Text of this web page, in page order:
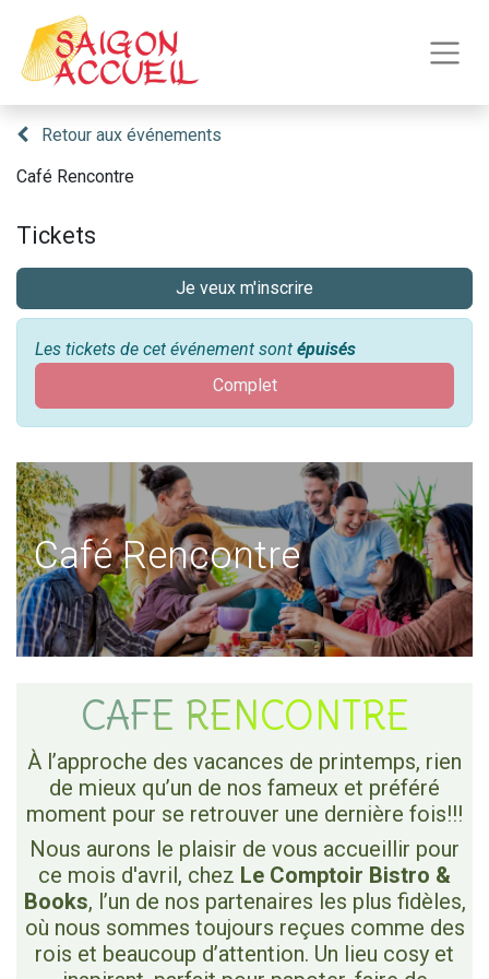
Retour aux événements
Café Rencontre
Tickets
Je veux m'inscrire
Les tickets de cet événement sont épuisés
Complet
Café Rencontre
CAFE RENCONTRE
À l’approche des vacances de printemps, rien
de mieux qu’un de nos fameux et préféré
moment pour se retrouver une dernière fois!!!
Nous aurons le plaisir de vous accueillir pour
ce mois d'avril, chez Le Comptoir Bistro &
Books, l’un de nos partenaires les plus fidèles,
où nous sommes toujours reçues comme des
rois et beaucoup d’attention. Un lieu cosy et